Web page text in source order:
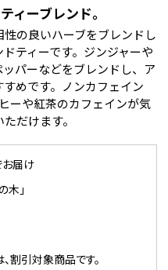
ィーブレンド。
の良いハーブをブレンドし
ティーです。ジンジャーや
パーなどをブレンドし、ア
めです。ノンカフェイン
ーや紅茶のカフェインが気
だけます。
届け
木」
割引対象商品です。